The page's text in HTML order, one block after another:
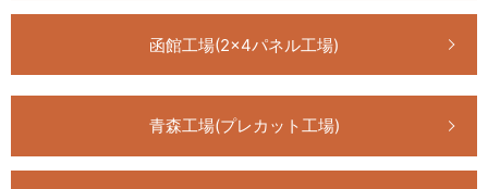
函館工場(2×4パネル工場)
青森工場(プレカット工場)